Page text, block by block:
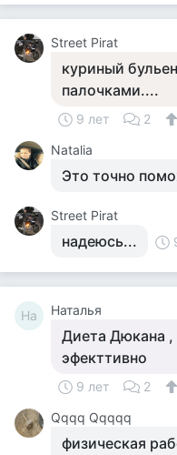
Street Pirat
куриный
палочками....
9 лет 2
Natalia
Это точно
Street Pirat
надеюсь...
На Наталья
Диета Дюкана ,
эфекттивно
9 лет 2
Qqqq Qqqqq
физическая